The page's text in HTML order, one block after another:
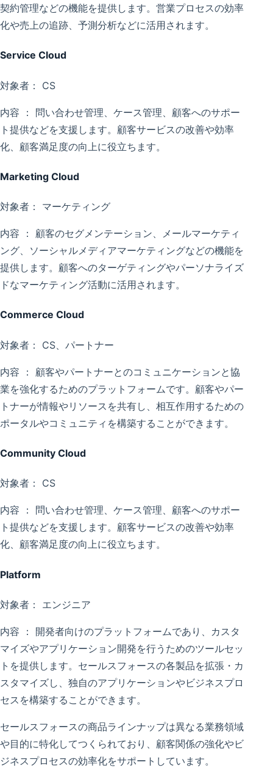
契約管理などの機能を提供します。営業プロセスの効率
化や売上の追跡、予測分析などに活用されます。
Service Cloud
対象者： CS
内容 ： 問い合わせ管理、ケース管理、顧客へのサポー
ト提供などを支援します。顧客サービスの改善や効率
化、顧客満足度の向上に役立ちます。
Marketing Cloud
対象者： マーケティング
内容 ： 顧客のセグメンテーション、メールマーケティ
ング、ソーシャルメディアマーケティングなどの機能を
提供します。顧客へのターゲティングやパーソナライズ
ドなマーケティング活動に活用されます。
Commerce Cloud
対象者： CS、パートナー
内容 ： 顧客やパートナーとのコミュニケーションと協
業を強化するためのプラットフォームです。顧客やパー
トナーが情報やリソースを共有し、相互作用するための
ポータルやコミュニティを構築することができます。
Community Cloud
対象者： CS
内容 ： 問い合わせ管理、ケース管理、顧客へのサポー
ト提供などを支援します。顧客サービスの改善や効率
化、顧客満足度の向上に役立ちます。
Platform
対象者： エンジニア
内容 ： 開発者向けのプラットフォームであり、カスタ
マイズやアプリケーション開発を行うためのツールセッ
トを提供します。セールスフォースの各製品を拡張・カ
スタマイズし、独自のアプリケーションやビジネスプロ
セスを構築することができます。
セールスフォースの商品ラインナップは異なる業務領域
や目的に特化してつくられており、顧客関係の強化やビ
ジネスプロセスの効率化をサポートしています。